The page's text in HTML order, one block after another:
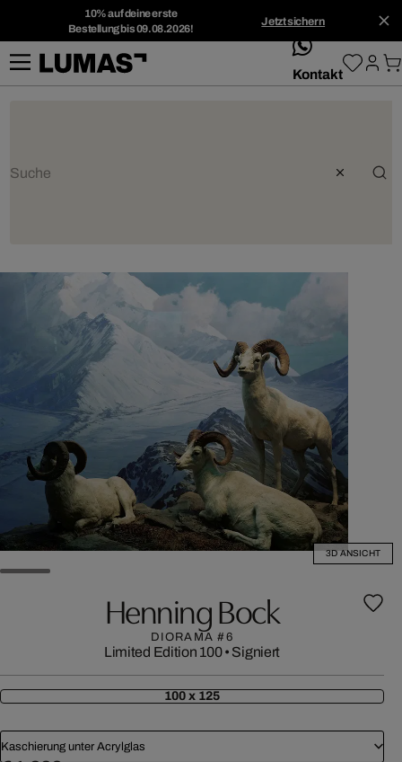
10% auf deine erste
Bestellung bis 09.08.2026!
Jetzt sichern
whatsApp
Kontakt
3D ANSICHT
Henning Bock
DIORAMA #6
Limited Edition 100• Signiert
100 x 125
Kaschierung unter Acrylglas